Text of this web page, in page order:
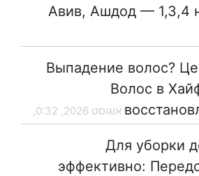
Авив, Ашдод — 1,3,4
Выпадение волос?
Волос в
Для уборки
эффективно: